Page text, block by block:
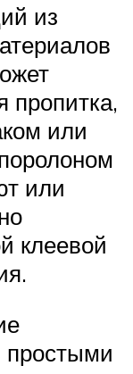
из
пропитка,
или
или
клеевой
простыми